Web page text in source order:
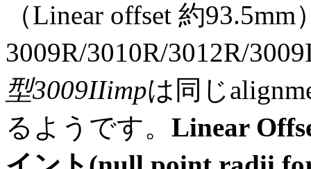
（Linear offset 約93.5mm
3009R/3010R/3012R/
型3009IIimpは同じ
るようです。 Linear